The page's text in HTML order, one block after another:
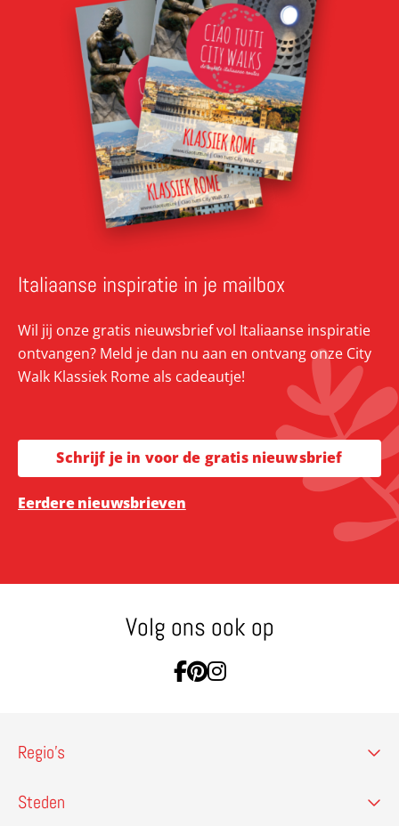
Italiaanse inspiratie in je mailbox
Wil jij onze gratis nieuwsbrief vol Italiaanse inspiratie
ontvangen? Meld je dan nu aan en ontvang onze City
Walk Klassiek Rome als cadeautje!
Schrijf je in voor de gratis nieuwsbrief
Eerdere nieuwsbrieven
Volg ons ook op
Ga naar Facebook
Ga naar Pinterest
Ga naar Instagram
Regio’s
Steden